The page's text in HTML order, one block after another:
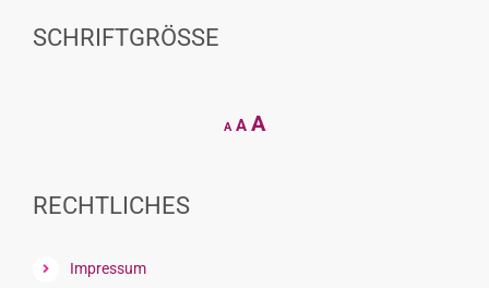
SCHRIFTGRÖSSE
A
Decrease
font
A Reset
AIncrease
RECHTLICHES
Impressum